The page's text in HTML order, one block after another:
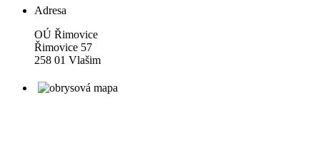
Adresa
OÚ Řimovice
Řimovice 57
258 01 Vlašim